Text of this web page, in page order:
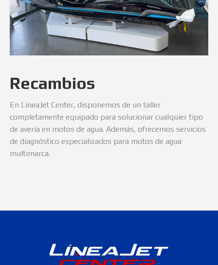
Recambios
En LineaJet Center, disponemos de un taller
completamente equipado para solucionar cualquier tipo
de avería en motos de agua. Además, ofrecemos servicios
de diagnóstico especializados para motos de agua
multimarca.